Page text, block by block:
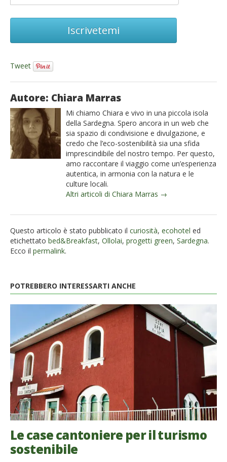
Iscrivetemi
Tweet
Autore: Chiara Marras
Mi chiamo Chiara e vivo in una piccola isola
della Sardegna. Spero ancora in un web che
sia spazio di condivisione e divulgazione, e
credo che l’eco-sostenibilità sia una sfida
imprescindibile del nostro tempo. Per questo,
amo raccontare il viaggio come un’esperienza
autentica, in armonia con la natura e le
culture locali.
Altri articoli di Chiara Marras →
Questo articolo è stato pubblicato il curiosità, ecohotel ed
etichettato bed&Breakfast, Ollolai, progetti green, Sardegna.
Ecco il permalink.
POTREBBERO INTERESSARTI ANCHE
Le case cantoniere per il turismo
sostenibile